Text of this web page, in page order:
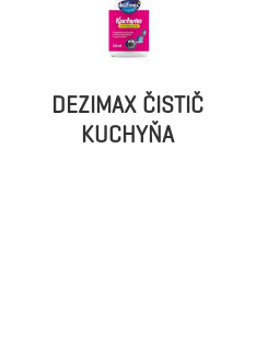
DEZIMAX ČISTIČ
KUCHYŇA